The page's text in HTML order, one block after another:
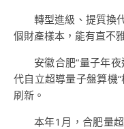
轉型進級、提質換
個財產樣本，能有直不
安徽合肥“量子年
代自立超導量子盤算機
刷新。
本年1月，合肥量